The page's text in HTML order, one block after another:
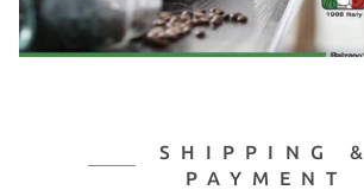
SHIPPING &
PAYMENT